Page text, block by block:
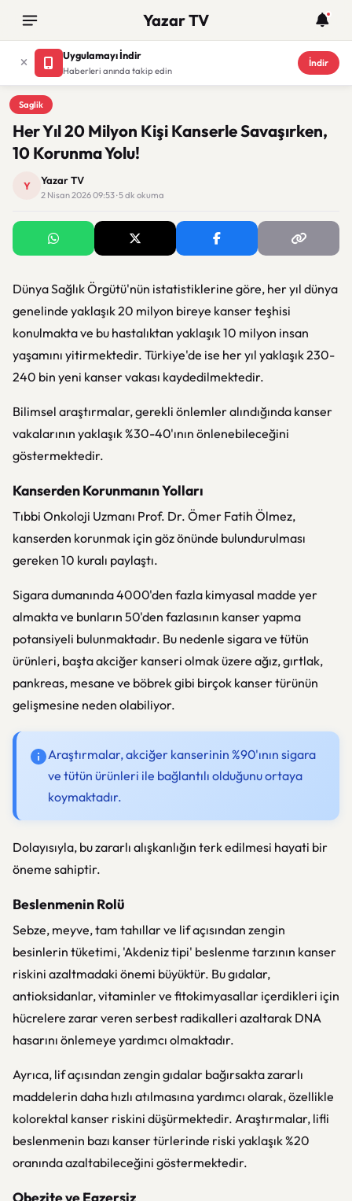
Yazar TV
Uygulamayı İndir
Haberleri anında takip edin
İndir
Saglik
Saglik
Her Yıl 20 Milyon Kişi Kanserle Savaşırken,
10 Korunma Yolu!
Y Yazar TV
2 Nisan 2026 09:53 · 5 dk okuma
Dünya Sağlık Örgütü'nün istatistiklerine göre, her yıl dünya
genelinde yaklaşık 20 milyon bireye kanser teşhisi
konulmakta ve bu hastalıktan yaklaşık 10 milyon insan
yaşamını yitirmektedir. Türkiye'de ise her yıl yaklaşık 230-
240 bin yeni kanser vakası kaydedilmektedir.
Bilimsel araştırmalar, gerekli önlemler alındığında kanser
vakalarının yaklaşık %30-40'ının önlenebileceğini
göstermektedir.
Kanserden Korunmanın Yolları
Tıbbi Onkoloji Uzmanı Prof. Dr. Ömer Fatih Ölmez,
kanserden korunmak için göz önünde bulundurulması
gereken 10 kuralı paylaştı.
Sigara dumanında 4000'den fazla kimyasal madde yer
almakta ve bunların 50'den fazlasının kanser yapma
potansiyeli bulunmaktadır. Bu nedenle sigara ve tütün
ürünleri, başta akciğer kanseri olmak üzere ağız, gırtlak,
pankreas, mesane ve böbrek gibi birçok kanser türünün
gelişmesine neden olabiliyor.
Araştırmalar, akciğer kanserinin %90'ının sigara
ve tütün ürünleri ile bağlantılı olduğunu ortaya
koymaktadır.
Dolayısıyla, bu zararlı alışkanlığın terk edilmesi hayati bir
öneme sahiptir.
Beslenmenin Rolü
Sebze, meyve, tam tahıllar ve lif açısından zengin
besinlerin tüketimi, 'Akdeniz tipi' beslenme tarzının kanser
riskini azaltmadaki önemi büyüktür. Bu gıdalar,
antioksidanlar, vitaminler ve fitokimyasallar içerdikleri için
hücrelere zarar veren serbest radikalleri azaltarak DNA
hasarını önlemeye yardımcı olmaktadır.
Ayrıca, lif açısından zengin gıdalar bağırsakta zararlı
maddelerin daha hızlı atılmasına yardımcı olarak, özellikle
kolorektal kanser riskini düşürmektedir. Araştırmalar, lifli
beslenmenin bazı kanser türlerinde riski yaklaşık %20
oranında azaltabileceğini göstermektedir.